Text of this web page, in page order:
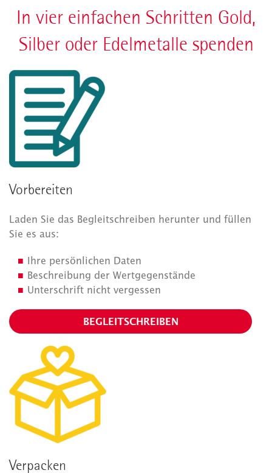
In vier einfachen Schritten Gold,
Silber oder Edelmetalle spenden
Vorbereiten
Laden Sie das Begleitschreiben herunter und füllen
Sie es aus:
Ihre persönlichen Daten
Beschreibung der Wertgegenstände
Unterschrift nicht vergessen
BEGLEITSCHREIBEN
Verpacken